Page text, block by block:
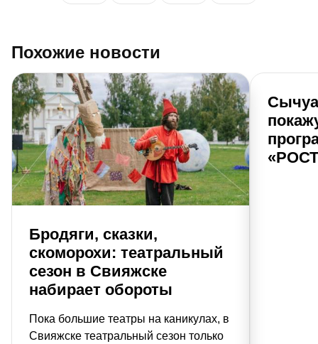
Похожие новости
Бродяги, сказки,
скоморохи: театральный
сезон в Свияжске
набирает обороты
Пока большие театры на каникулах, в
Свияжске театральный сезон только